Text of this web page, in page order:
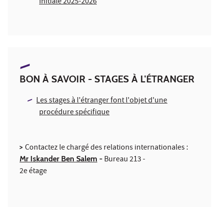
BON À SAVOIR - STAGES À L'ÉTRANGER
Les stages à l'étranger font l'objet d'une
procédure spécifique
> Contactez le chargé des relations internationales :
Mr Iskander Ben Salem - Bureau 213 -
2e étage